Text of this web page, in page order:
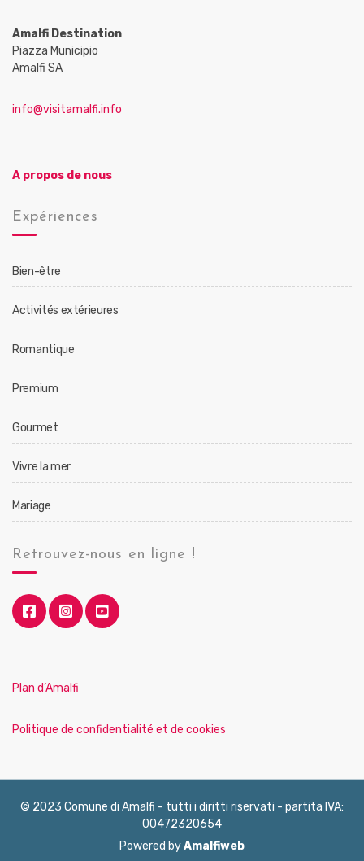
Amalfi Destination
Piazza Municipio
Amalfi SA
info@visitamalfi.info
A propos de nous
Expériences
Bien-être
Activités extérieures
Romantique
Premium
Gourmet
Vivre la mer
Mariage
Retrouvez-nous en ligne !
Plan d’Amalfi
Politique de confidentialité et de cookies
© 2023 Comune di Amalfi - tutti i diritti riservati - partita IVA:
00472320654
Powered byAmalfiweb